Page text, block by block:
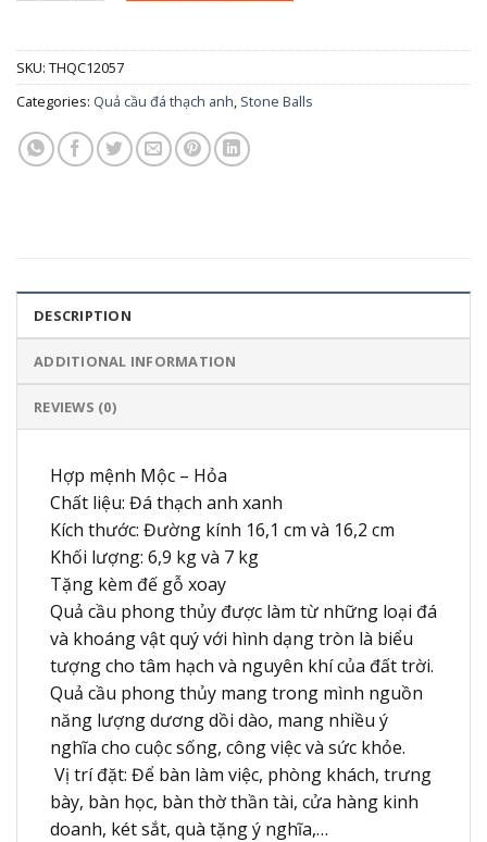
SKU: THQC12057
Categories: Quả cầu đá thạch anh, Stone Balls
DESCRIPTION
ADDITIONAL INFORMATION
REVIEWS (0)
Hợp mệnh Mộc – Hỏa
Chất liệu: Đá thạch anh xanh
Kích thước: Đường kính 16,1 cm và 16,2 cm
Khối lượng: 6,9 kg và 7 kg
Tặng kèm đế gỗ xoay
Quả cầu phong thủy được làm từ những loại đá
và khoáng vật quý với hình dạng tròn là biểu
tượng cho tâm hạch và nguyên khí của đất trời.
Quả cầu phong thủy mang trong mình nguồn
năng lượng dương dồi dào, mang nhiều ý
nghĩa cho cuộc sống, công việc và sức khỏe.
Vị trí đặt: Để bàn làm việc, phòng khách, trưng
bày, bàn học, bàn thờ thần tài, cửa hàng kinh
doanh, két sắt, quà tặng ý nghĩa,…